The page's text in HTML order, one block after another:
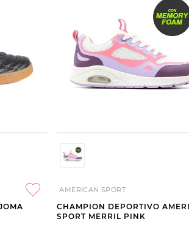
AMERICAN SPORT
CHAMPION DEPORTIVO
SPORT MERRIL PINK